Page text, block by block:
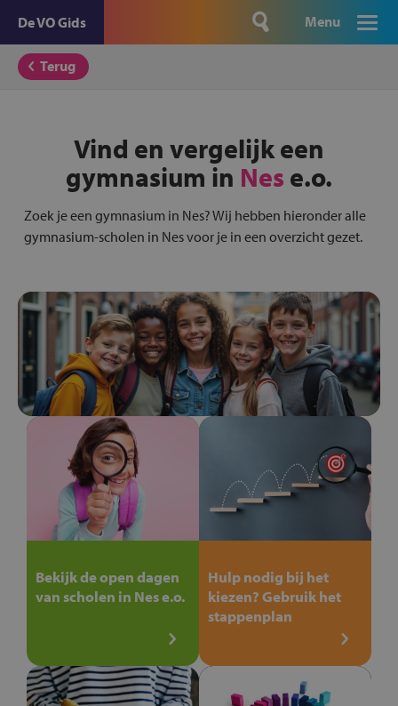
De VO Gids Menu
Terug
Vind en vergelijk een
gymnasium in Nes e.o.
Zoek je een gymnasium in Nes? Wij hebben hieronder alle
gymnasium-scholen in Nes voor je in een overzicht gezet.
Bekijk de open dagen
van scholen in Nes e.o.
Hulp nodig bij het
kiezen? Gebruik het
stappenplan